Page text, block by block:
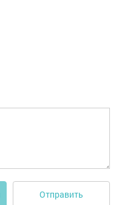
Отправить